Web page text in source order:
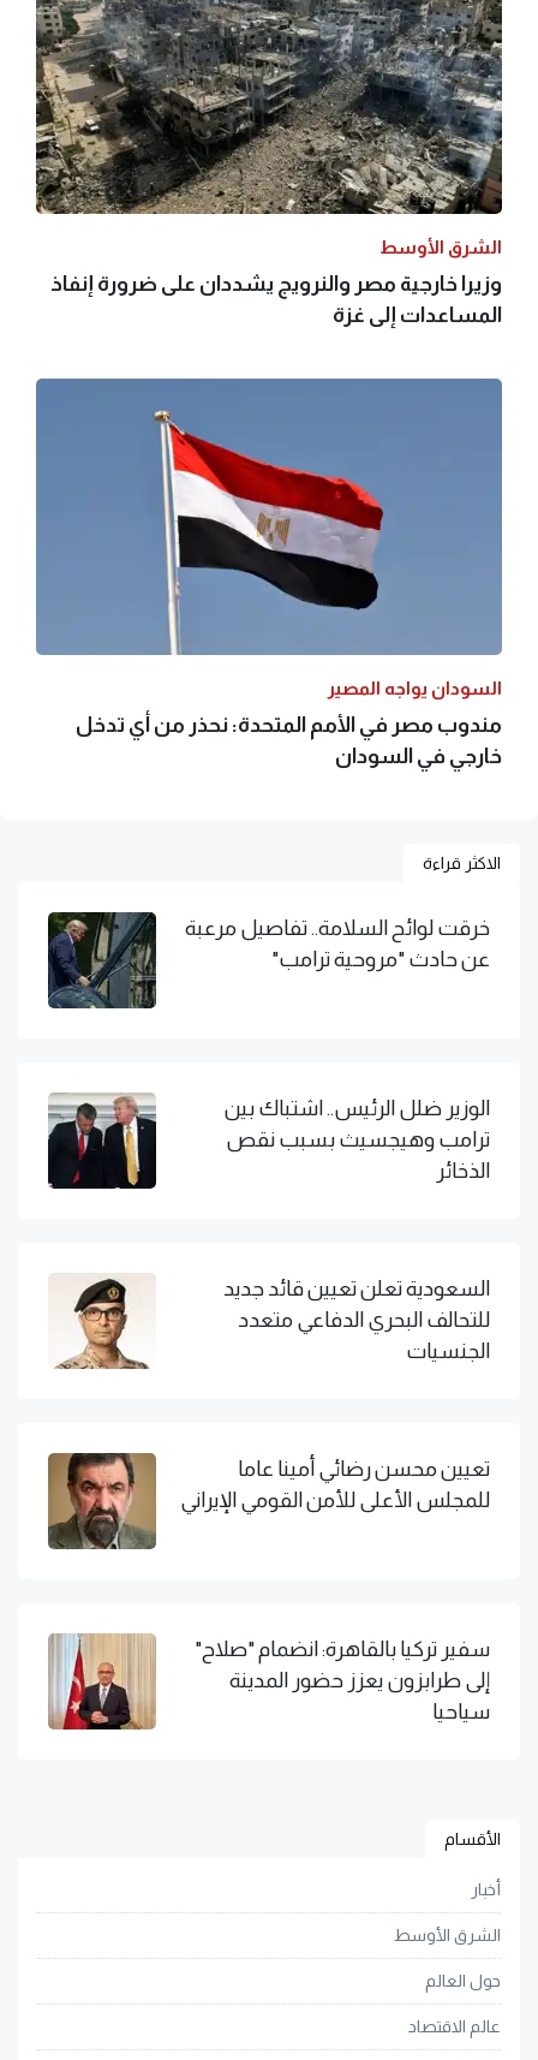
الشرق الأوسط
وزيرا خارجية مصر والنرويج يشددان على ضرورة إنفاذ
المساعدات إلى غزة
السودان يواجه المصير
مندوب مصر في الأمم المتحدة: نحذر من أي تدخل
خارجي في السودان
الاكثر قراءة
خرقت لوائح السلامة.. تفاصيل مرعبة
عن حادث "مروحية ترامب"
الوزير ضلل الرئيس.. اشتباك بين
ترامب وهيجسيث بسبب نقص
الذخائر
السعودية تعلن تعيين قائد جديد
للتحالف البحري الدفاعي متعدد
الجنسيات
تعيين محسن رضائي أمينا عاما
للمجلس الأعلى للأمن القومي الإيراني
سفير تركيا بالقاهرة: انضمام "صلاح"
إلى طرابزون يعزز حضور المدينة
سياحيا
الأقسام
أخبار
الشرق الأوسط
حول العالم
عالم الاقتصاد